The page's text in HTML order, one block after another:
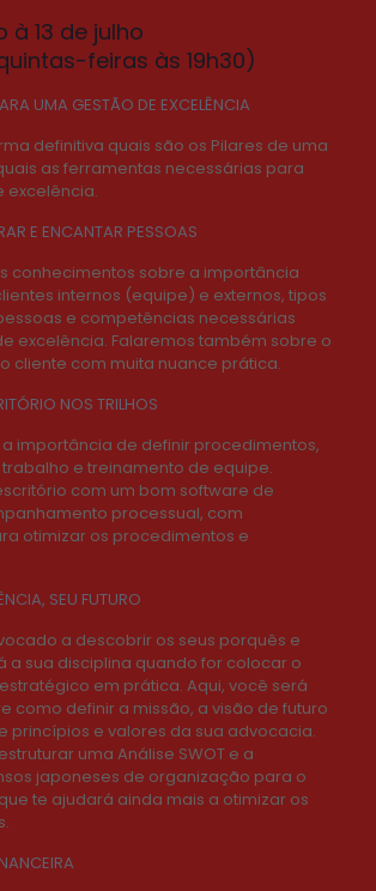
à 13 de julho
feiras às 19h30)
UMA GESTÃO DE EXCELÊNCIA
definitiva quais são os Pilares de uma
as ferramentas necessárias para
excelência.
E ENCANTAR PESSOAS
conhecimentos sobre a importância
internos (equipe) e externos, tipos
e competências necessárias
excelência. Falaremos também sobre o
cliente com muita nuance prática.
NOS TRILHOS
importância de definir procedimentos,
e treinamento de equipe.
com um bom software de
processual, com
otimizar os procedimentos e
SEU FUTURO
a descobrir os seus porquês e
a sua disciplina quando for colocar o
em prática. Aqui, você será
como definir a missão, a visão de futuro
princípios e valores da sua advocacia.
uma Análise SWOT e a
japoneses de organização para o
te ajudará ainda mais a otimizar os